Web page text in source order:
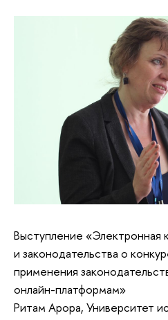
Выступление
и законодательства о
применения
онлайн-платформам»
Ритам Арора, Университет